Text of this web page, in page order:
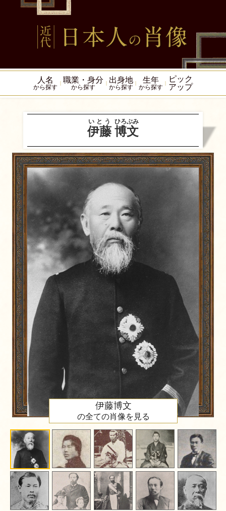
人名
から探す
職業・身分
から探す
出身地
から探す
生年
から探す
ピック
アップ
伊藤
いとう
博文
ひろぶみ
伊藤博文
の全ての肖像を見る